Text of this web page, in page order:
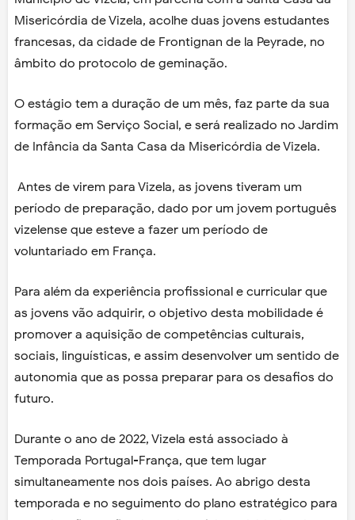
Misericórdia de Vizela, acolhe duas jovens estudantes
francesas, da cidade de Frontignan de la Peyrade, no
âmbito do protocolo de geminação.
O estágio tem a duração de um mês, faz parte da sua
formação em Serviço Social, e será realizado no Jardim
de Infância da Santa Casa da Misericórdia de Vizela.
Antes de virem para Vizela, as jovens tiveram um
período de preparação, dado por um jovem português
vizelense que esteve a fazer um período de
voluntariado em França.
Para além da experiência profissional e curricular que
as jovens vão adquirir, o objetivo desta mobilidade é
promover a aquisição de competências culturais,
sociais, linguísticas, e assim desenvolver um sentido de
autonomia que as possa preparar para os desafios do
futuro.
Durante o ano de 2022, Vizela está associado à
Temporada Portugal-França, que tem lugar
simultaneamente nos dois países. Ao abrigo desta
temporada e no seguimento do plano estratégico para